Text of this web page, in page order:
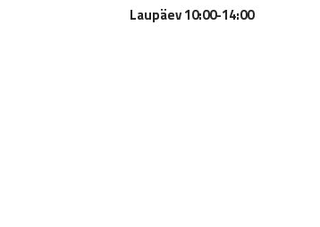
Laupäev 10:00-14:00